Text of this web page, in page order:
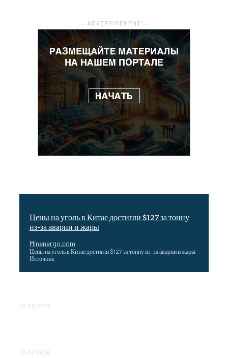
― ADVERTISEMENT ―
Цены на уголь в Китае достигли $127 за тонну
из-за аварии и жары
Minenergo.com
Цены на уголь в Китае достигли $127 за тонну из-за аварии и жары
Источник
05.08.2026
03.08.2026